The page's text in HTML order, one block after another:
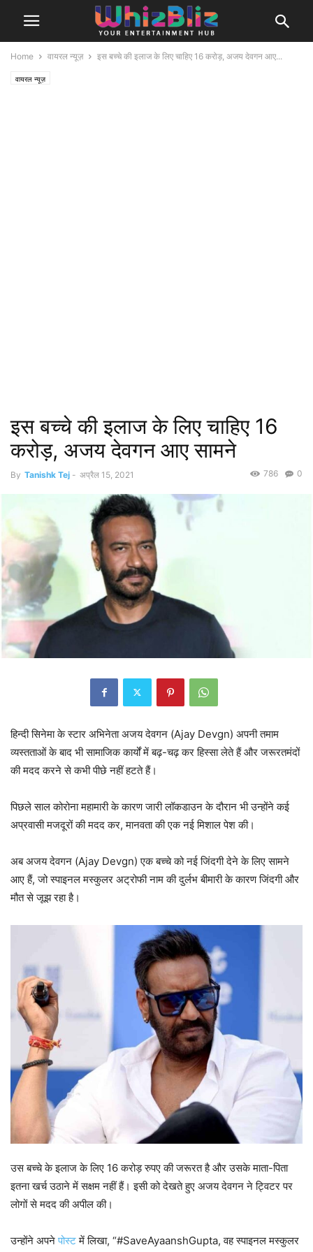
Home वायरल न्यूज़ इस बच्चे की इलाज के लिए चाहिए 16 करोड़, अजय देवगन आए...
वायरल न्यूज़
इस बच्चे की इलाज के लिए चाहिए 16
करोड़, अजय देवगन आए सामने
By Tanishk Tej - अप्रैल 15, 2021 0
786
हिन्दी सिनेमा के स्टार अभिनेता अजय देवगन (Ajay Devgn) अपनी तमाम
व्यस्तताओं के बाद भी सामाजिक कार्यों में बढ़-चढ़ कर हिस्सा लेते हैं और जरूरतमंदों
की मदद करने से कभी पीछे नहीं हटते हैं।
पिछले साल कोरोना महामारी के कारण जारी लॉकडाउन के दौरान भी उन्होंने कई
अप्रवासी मजदूरों की मदद कर, मानवता की एक नई मिशाल पेश की।
अब अजय देवगन (Ajay Devgn) एक बच्चे को नई जिंदगी देने के लिए सामने
आए हैं, जो स्पाइनल मस्कुलर अट्रोफी नाम की दुर्लभ बीमारी के कारण जिंदगी और
मौत से जूझ रहा है।
उस बच्चे के इलाज के लिए 16 करोड़ रुपए की जरूरत है और उसके माता-पिता
इतना खर्च उठाने में सक्षम नहीं हैं। इसी को देखते हुए अजय देवगन ने ट्विटर पर
लोगों से मदद की अपील की।
उन्होंने अपनेपोस्टमें लिखा, “#SaveAyaanshGupta, वह स्पाइनल मस्कुलर